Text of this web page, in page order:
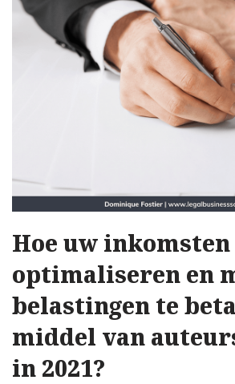
Hoe uw inkomsten
optimaliseren en
belastingen te
middel van
in 2021?